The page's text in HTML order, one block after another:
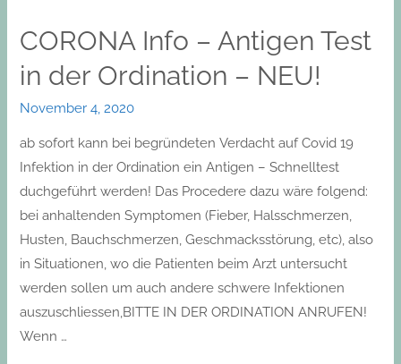
CORONA Info – Antigen Test
in der Ordination – NEU!
November 4, 2020
ab sofort kann bei begründeten Verdacht auf Covid 19
Infektion in der Ordination ein Antigen – Schnelltest
duchgeführt werden! Das Procedere dazu wäre folgend:
bei anhaltenden Symptomen (Fieber, Halsschmerzen,
Husten, Bauchschmerzen, Geschmacksstörung, etc), also
in Situationen, wo die Patienten beim Arzt untersucht
werden sollen um auch andere schwere Infektionen
auszuschliessen,BITTE IN DER ORDINATION ANRUFEN!
Wenn …